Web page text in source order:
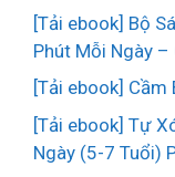
[Tải ebook] Bộ
Phút Mỗi Ngày –
[Tải ebook] Cầm
[Tải ebook] Tự
Ngày (5-7 Tuổi)